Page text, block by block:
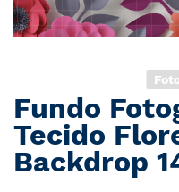
Saltar
para
o
início
Fundo
Tecido
Backdrop